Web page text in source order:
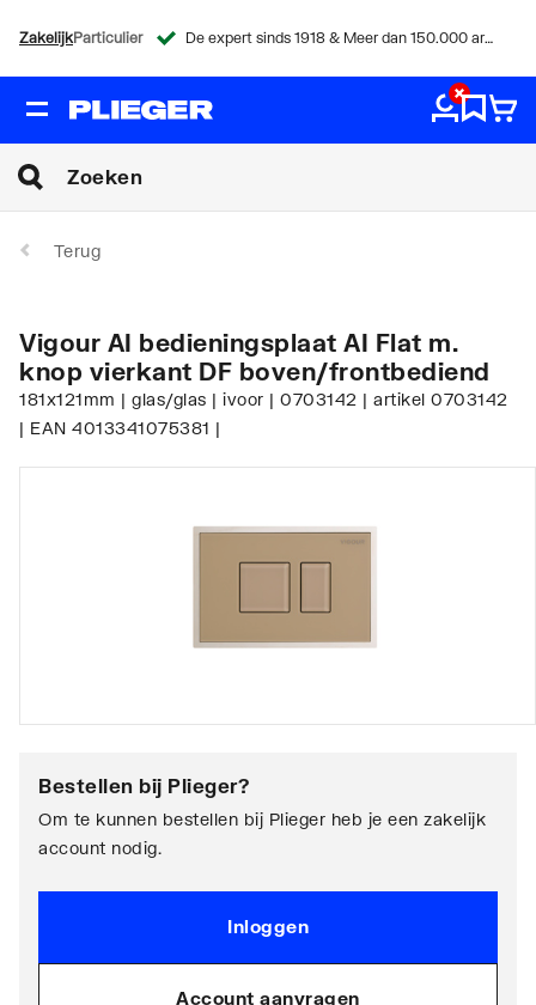
ZakelijkParticulier De expert sinds 1918 & Meer dan 150.000 artikelen
Terug
Vigour AI bedieningsplaat AI Flat m.
knop vierkant DF boven/frontbediend
181x121mm | glas/glas | ivoor | 0703142 | artikel 0703142
| EAN 4013341075381 |
Bestellen bij Plieger?
Om te kunnen bestellen bij Plieger heb je een zakelijk
account nodig.
Inloggen
Account aanvragen